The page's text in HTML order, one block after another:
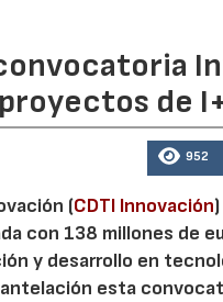
de
952
(CDTI Innovación
con 138 millones de
y desarrollo en
esta